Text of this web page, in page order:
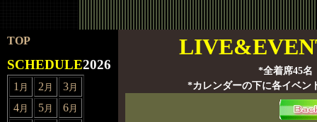
TOP
SCHEDULE2026
1 月 2 月 3月
4月 5月 6月
*全着席45名
*カレンダーの下に各イベン